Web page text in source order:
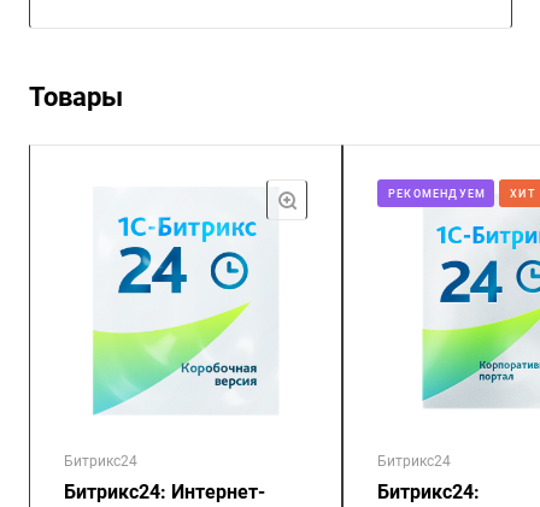
Товары
Битрикс24
Битрикс24: Интернет-
РЕКОМЕНДУЕМ ХИТ
Битрикс24
Битрикс24: